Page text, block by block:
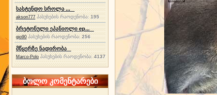
სასტენდო სროლა ...
akson777 პასუხების რაოდენობა:195
ბრეტონული ეპანიოლი ep...
gio90 პასუხების რაოდენობა:256
მწყერზე ნადირობა
Marco-Polo პასუხების რაოდენობა:4137
ბოლო კომენტარები